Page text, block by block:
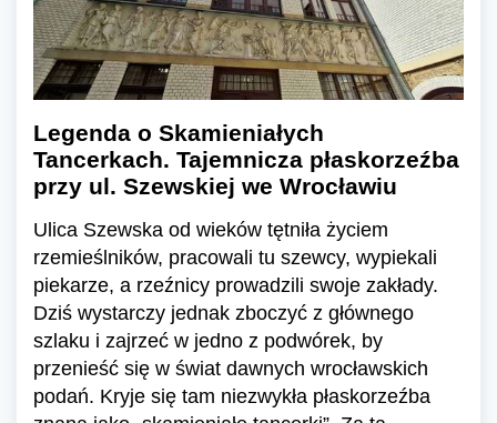
Legenda o Skamieniałych
Tancerkach. Tajemnicza płaskorzeźba
przy ul. Szewskiej we Wrocławiu
Ulica Szewska od wieków tętniła życiem
rzemieślników, pracowali tu szewcy, wypiekali
piekarze, a rzeźnicy prowadzili swoje zakłady.
Dziś wystarczy jednak zboczyć z głównego
szlaku i zajrzeć w jedno z podwórek, by
przenieść się w świat dawnych wrocławskich
podań. Kryje się tam niezwykła płaskorzeźba